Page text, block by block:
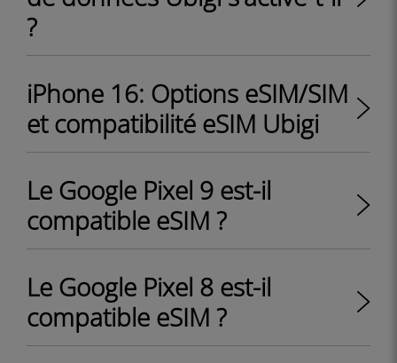
?
iPhone 16: Options eSIM/SIM
et compatibilité eSIM Ubigi
Le Google Pixel 9 est-il
compatible eSIM ?
Le Google Pixel 8 est-il
compatible eSIM ?